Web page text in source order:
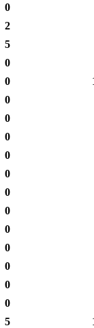
0
2
5
0
0
0
0
0
0
0
0
0
0
0
0
0
0
5